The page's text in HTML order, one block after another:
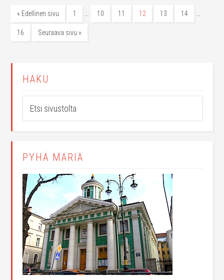
« Edellinen sivu 1 … 10 11 12 13 14 …
16 Seuraava sivu »
HAKU
PYHÄ MARIA